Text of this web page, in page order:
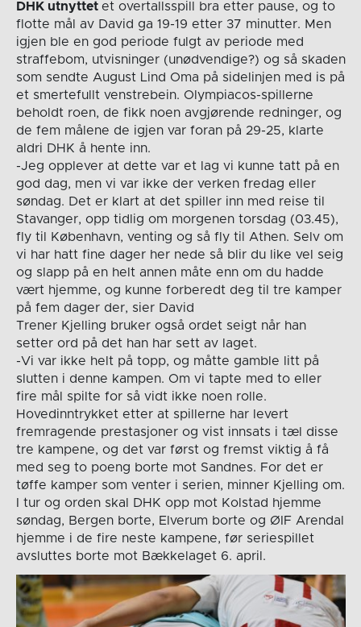
DHK utnyttet et overtallsspill bra etter pause, og to
flotte mål av David ga 19-19 etter 37 minutter. Men
igjen ble en god periode fulgt av periode med
straffebom, utvisninger (unødvendige?) og så skaden
som sendte August Lind Oma på sidelinjen med is på
et smertefullt venstrebein. Olympiacos-spillerne
beholdt roen, de fikk noen avgjørende redninger, og
de fem målene de igjen var foran på 29-25, klarte
aldri DHK å hente inn.
-Jeg opplever at dette var et lag vi kunne tatt på en
god dag, men vi var ikke der verken fredag eller
søndag. Det er klart at det spiller inn med reise til
Stavanger, opp tidlig om morgenen torsdag (03.45),
fly til København, venting og så fly til Athen. Selv om
vi har hatt fine dager her nede så blir du like vel seig
og slapp på en helt annen måte enn om du hadde
vært hjemme, og kunne forberedt deg til tre kamper
på fem dager der, sier David
Trener Kjelling bruker også ordet seigt når han
setter ord på det han har sett av laget.
-Vi var ikke helt på topp, og måtte gamble litt på
slutten i denne kampen. Om vi tapte med to eller
fire mål spilte for så vidt ikke noen rolle.
Hovedinntrykket etter at spillerne har levert
fremragende prestasjoner og vist innsats i tæl disse
tre kampene, og det var først og fremst viktig å få
med seg to poeng borte mot Sandnes. For det er
tøffe kamper som venter i serien, minner Kjelling om.
I tur og orden skal DHK opp mot Kolstad hjemme
søndag, Bergen borte, Elverum borte og ØIF Arendal
hjemme i de fire neste kampene, før seriespillet
avsluttes borte mot Bækkelaget 6. april.